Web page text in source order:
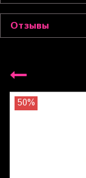
Отзывы
50%